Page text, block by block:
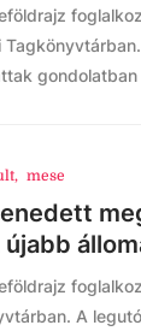
, mese
A